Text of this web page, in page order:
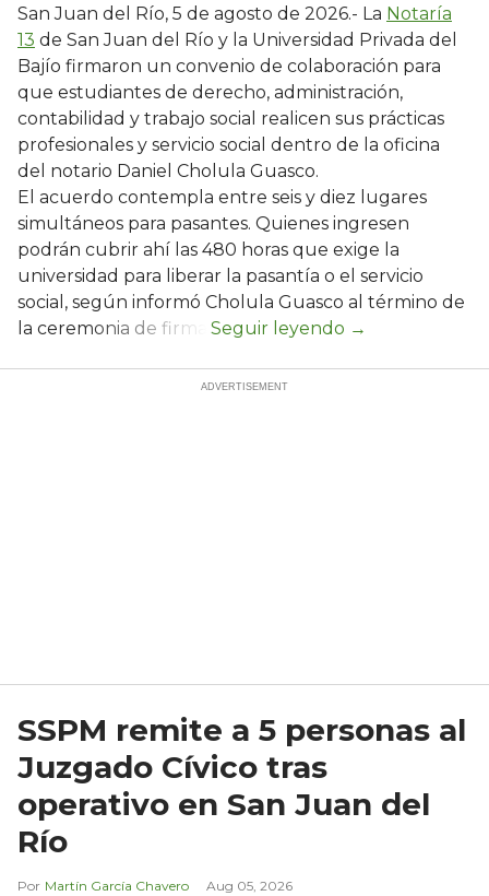
San Juan del Río, 5 de agosto de 2026.- La Notaría
13 de San Juan del Río y la Universidad Privada del
Bajío firmaron un convenio de colaboración para
que estudiantes de derecho, administración,
contabilidad y trabajo social realicen sus prácticas
profesionales y servicio social dentro de la oficina
del notario Daniel Cholula Guasco.
El acuerdo contempla entre seis y diez lugares
simultáneos para pasantes. Quienes ingresen
podrán cubrir ahí las 480 horas que exige la
universidad para liberar la pasantía o el servicio
social, según informó Cholula Guasco al término de
la ceremonia de firma.
SSPM remite a 5 personas al
Juzgado Cívico tras
operativo en San Juan del
Río
Martín García Chavero Aug 05, 2026